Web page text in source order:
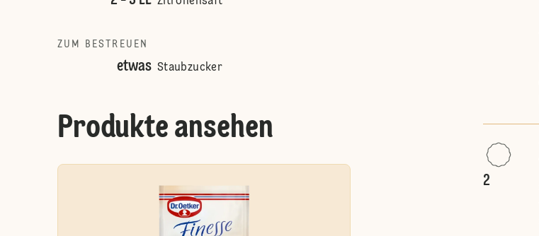
ZUM BESTREUEN
etwas Staubzucker
Produkte ansehen
2